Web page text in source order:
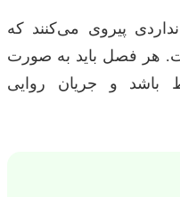
پیروی می‌کنند که
است. هر فصل باید به صورت
و جریان روایی